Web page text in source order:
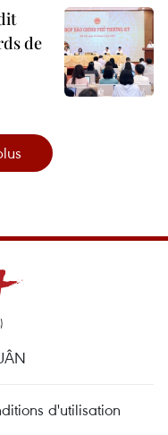
de
d'utilisation